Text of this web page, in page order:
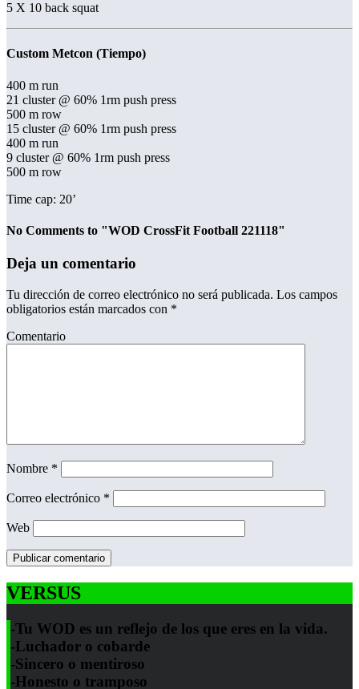
5 X 10 back squat
Custom Metcon (Tiempo)
400 m run
21 cluster @ 60% 1rm push press
500 m row
15 cluster @ 60% 1rm push press
400 m run
9 cluster @ 60% 1rm push press
500 m row
Time cap: 20’
No Comments to "WOD CrossFit Football 221118"
Deja un comentario
Tu dirección de correo electrónico no será publicada. Los campos
obligatorios están marcados con *
Comentario
Nombre *
Correo electrónico *
Web
VERSUS
-Tu WOD es un reflejo de los que eres en la vida.
-Luchador o cobarde
-Sincero o mentiroso
-Honesto o tramposo